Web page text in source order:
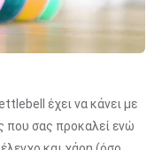
έχει να κάνει με
που σας προκαλεί ενώ